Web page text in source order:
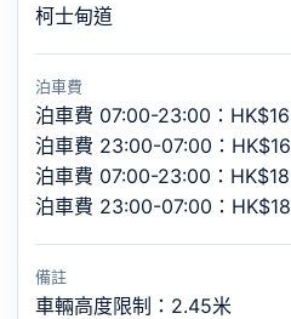
柯士甸道
泊車費
泊車費 07:00-23:00：HK$16
泊車費 23:00-07:00：HK$16
泊車費 07:00-23:00：HK$18
泊車費 23:00-07:00：HK$18
備註
車輛高度限制：2.45米